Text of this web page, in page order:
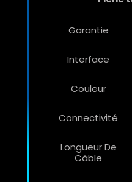
Garantie
Interface
Couleur
Connectivité
Longueur De
Câble